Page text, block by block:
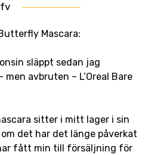
Mascara:
släppt sedan jag
avbruten – L’Oreal Bare
sitter i mitt lager i sin
det har det länge påverkat
fått min till försäljning för